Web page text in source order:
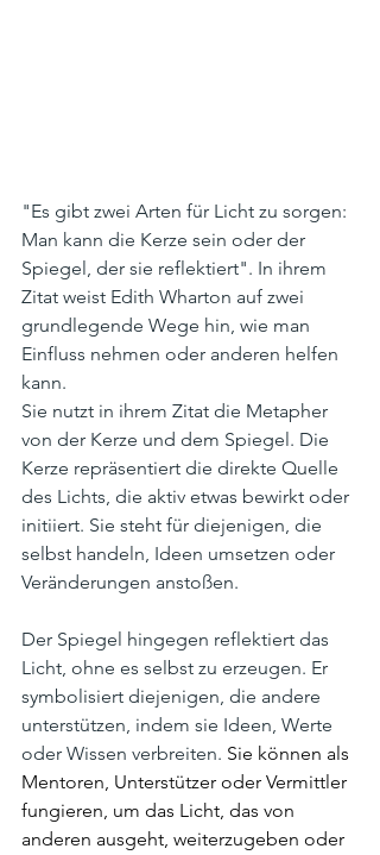
"Es gibt zwei Arten für Licht zu sorgen:
Man kann die Kerze sein oder der
Spiegel, der sie reflektiert". In ihrem
Zitat weist Edith Wharton auf zwei
grundlegende Wege hin, wie man
Einfluss nehmen oder anderen helfen
kann.
Sie nutzt in ihrem Zitat die Metapher
von der Kerze und dem Spiegel. Die
Kerze repräsentiert die direkte Quelle
des Lichts, die aktiv etwas bewirkt oder
initiiert. Sie steht für diejenigen, die
selbst handeln, Ideen umsetzen oder
Veränderungen anstoßen.
Der Spiegel hingegen reflektiert das
Licht, ohne es selbst zu erzeugen. Er
symbolisiert diejenigen, die andere
unterstützen, indem sie Ideen, Werte
oder Wissen verbreiten. Sie können als
Mentoren, Unterstützer oder Vermittler
fungieren, um das Licht, das von
anderen ausgeht, weiterzugeben oder